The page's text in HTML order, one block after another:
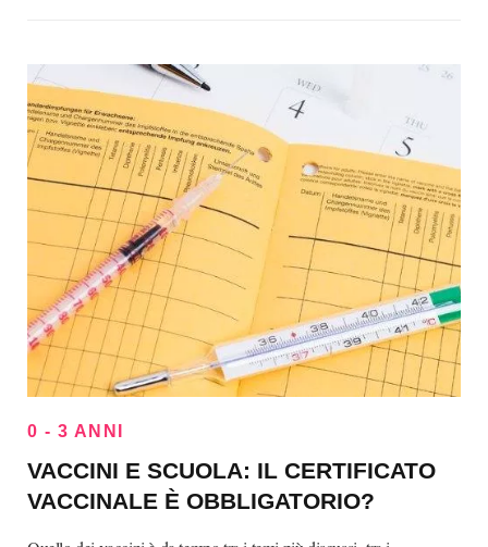
0 - 3 ANNI
VACCINI E SCUOLA: IL CERTIFICATO
VACCINALE È OBBLIGATORIO?